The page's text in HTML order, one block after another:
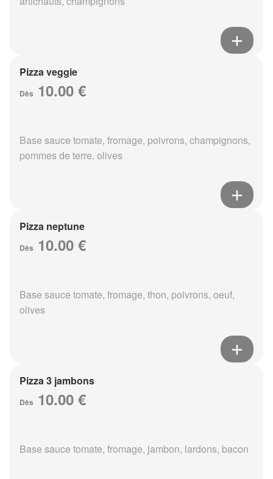
Pizza veggie
Dès 10.00 €
Base sauce tomate, fromage, poivrons, champignons,
pommes de terre, olives
Pizza neptune
Dès 10.00 €
Base sauce tomate, fromage, thon, poivrons, oeuf,
olives
Pizza 3 jambons
Dès 10.00 €
Base sauce tomate, fromage, jambon, lardons, bacon